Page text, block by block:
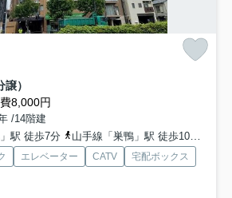
）
8,000円
/14階建
駅 徒歩7分
山手線「巣鴨」駅 徒歩10分
エレベーター CATV
宅配ボックス